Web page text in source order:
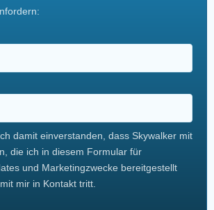
damit einverstanden, dass Skywalker mit
die ich in diesem Formular für
und Marketingzwecke bereitgestellt
mir in Kontakt tritt.